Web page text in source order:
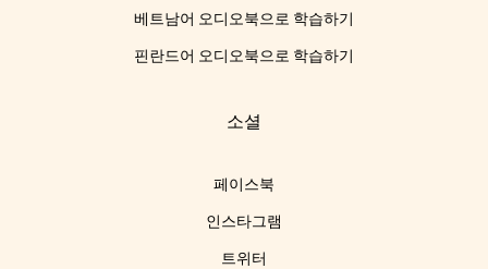
베트남어 오디오북으로 학습하기
핀란드어 오디오북으로 학습하기
소셜
페이스북
인스타그램
트위터